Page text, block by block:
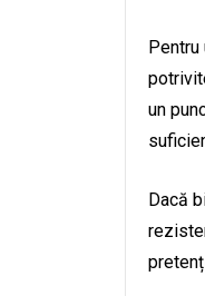
un
Dacă